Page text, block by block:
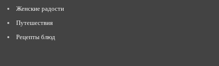
Женские радости
Путешествия
Рецепты блюд